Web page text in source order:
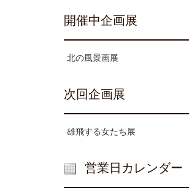
開催中企画展
北の風景画展
次回企画展
雄飛する女たち展
営業日カレンダー